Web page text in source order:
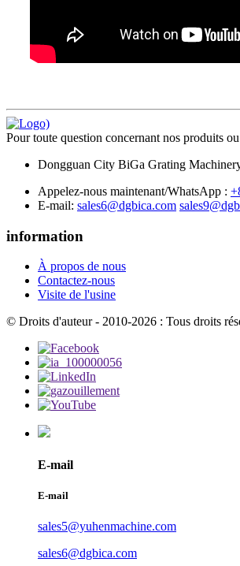
Pour toute question concernant nos produits
Dongguan City BiGa Grating
Appelez-nous maintenant/WhatsApp :
E-mail: sales6@dgbica.com
information
À propos de nous
Contactez-nous
Visite de l'usine
© Droits d'auteur - 2010-2026 : Tous droits
E-mail
E-mail
sales5@yuhenmachine.com
sales6@dgbica.com